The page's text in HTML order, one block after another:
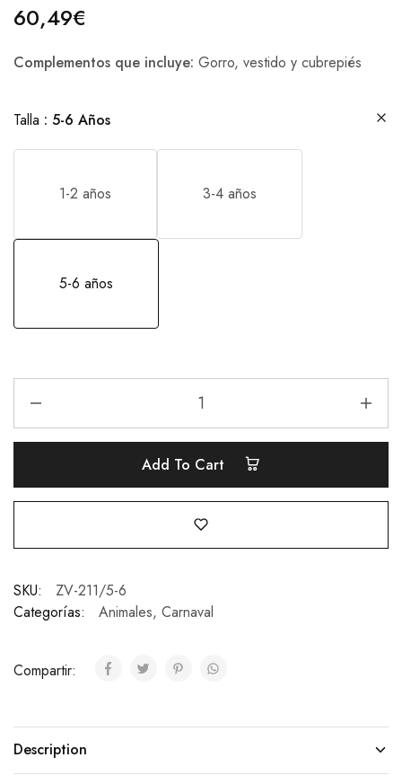
60,49€
Complementos que incluye: Gorro, vestido y cubrepiés
Talla 5-6 Años
1-2 años 3-4 años
5-6 años
Add To Cart
SKU:
ZV-211/5-6
Categorías:
Animales, Carnaval
Compartir:
Description